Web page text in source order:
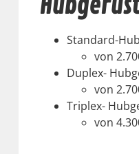
Stan­dard-
von
Duplex-
von
Triplex-
von